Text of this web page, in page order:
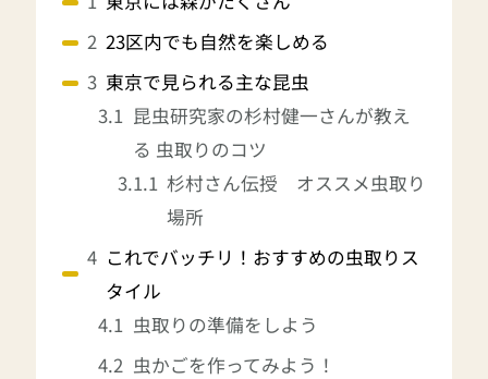
23区内でも自然を楽しめる
東京で見られる主な昆虫
昆虫研究家の杉村健一さんが教え
る 虫取りのコツ
杉村さん伝授 オススメ虫取り
場所
これでバッチリ！おすすめの虫取りス
タイル
虫取りの準備をしよう
虫かごを作ってみよう！